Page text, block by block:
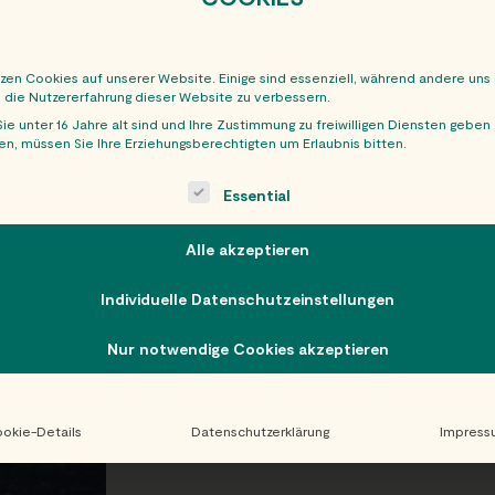
Cookies auf unserer Website. Einige sind essenziell, während andere uns
Nutzererfahrung dieser Website zu verbessern.
unter 16 Jahre alt sind und Ihre Zustimmung zu freiwilligen Diensten geben
müssen Sie Ihre Erziehungsberechtigten um Erlaubnis bitten.
is a list of service groups for which consent can be
Essential
Alle akzeptieren
Individuelle Datenschutzeinstellungen
Nur notwendige Cookies akzeptieren
Details Datenschutzerklärung